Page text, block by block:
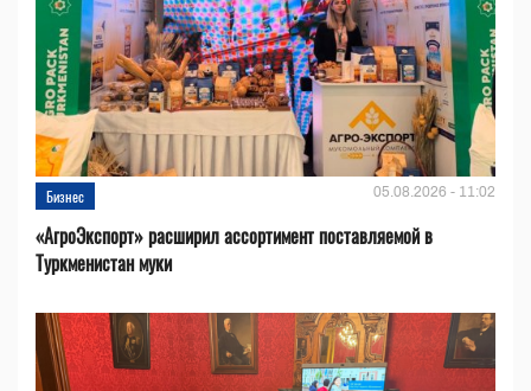
Бизнес 05.08.2026 - 11:02
«АгроЭкспорт» расширил ассортимент поставляемой в
Туркменистан муки